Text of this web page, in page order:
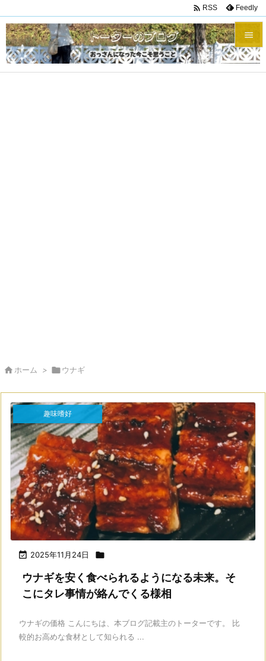


メニュ
 RSS Feedly
 ホーム > ウナギ
 2025年11月24日 
趣味嗜好
ウナギを安く食べられるようになる未来。そ
こにタレ事情が絡んでくる様相
ウナギの価格 こんにちは、本ブログ記載主のトーターです。 比
較的お高めな食材として知られる ...